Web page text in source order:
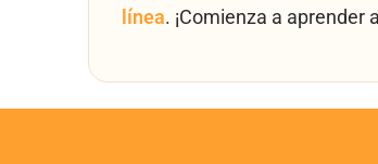
línea. ¡Comienza a